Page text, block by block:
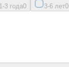
1-3 года0 3-6 лет0